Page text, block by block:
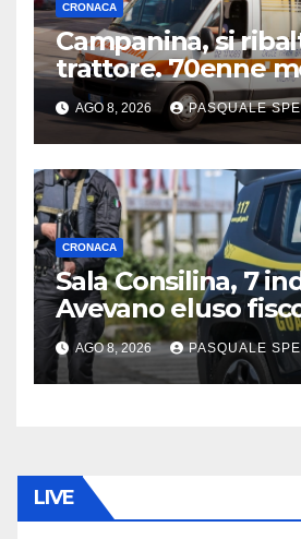
CRONACA
Campanina, si
trattore. 70enne
AGO 8, 2026 PASQUALE
CRONACA
Sala Consilina, 7
Avevano eluso
AGO 8, 2026 PASQUALE
LIVE